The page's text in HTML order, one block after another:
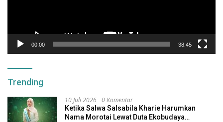
00:00 38:45
Trending
10 Juli 2026 0 Komentar
Ketika Salwa Salsabila Kharie Harumkan
Nama Morotai Lewat Duta Ekobudaya